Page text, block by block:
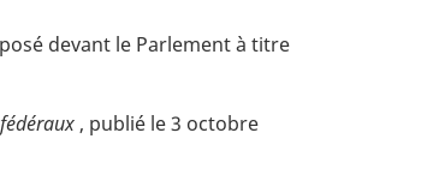
devant le Parlement à titre
, publié le 3 octobre